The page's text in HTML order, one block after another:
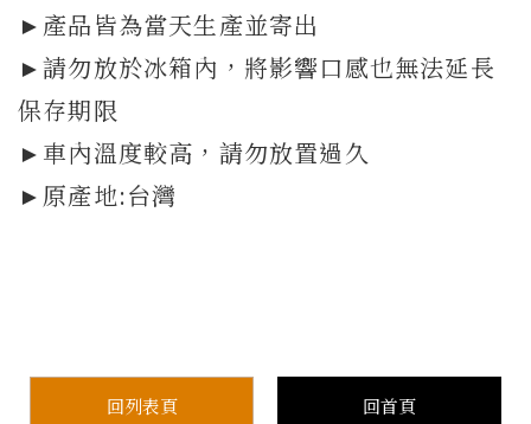
►產品皆為當天生產並寄出
►請勿放於冰箱內，將影響口感也無法延長
保存期限
►車內溫度較高，請勿放置過久
►原產地:台灣
回列表頁 回首頁